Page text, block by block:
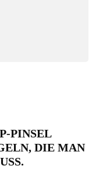
PINSEL
DIE MAN